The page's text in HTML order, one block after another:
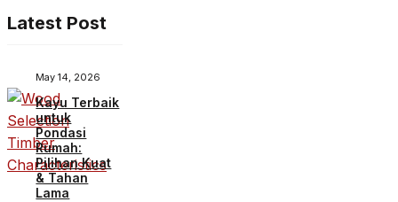
Latest Post
May 14, 2026
Kayu Terbaik
untuk
Pondasi
Rumah:
Pilihan Kuat
& Tahan
Lama